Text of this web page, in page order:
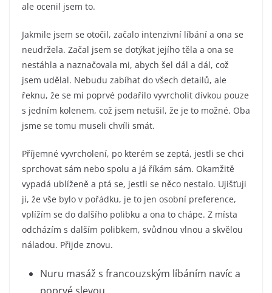
ale ocenil jsem to.
Jakmile jsem se otočil, začalo intenzivní líbání a ona se
neudržela. Začal jsem se dotýkat jejího těla a ona se
nestáhla a naznačovala mi, abych šel dál a dál, což
jsem udělal. Nebudu zabíhat do všech detailů, ale
řeknu, že se mi poprvé podařilo vyvrcholit dívkou pouze
s jedním kolenem, což jsem netušil, že je to možné. Oba
jsme se tomu museli chvíli smát.
Příjemné vyvrcholení, po kterém se zeptá, jestli se chci
sprchovat sám nebo spolu a já říkám sám. Okamžitě
vypadá ublíženě a ptá se, jestli se něco nestalo. Ujišťuji
ji, že vše bylo v pořádku, je to jen osobní preference,
vplížím se do dalšího polibku a ona to chápe. Z místa
odcházím s dalším polibkem, svůdnou vlnou a skvělou
náladou. Přijde znovu.
Nuru masáž s francouzským líbáním navíc a